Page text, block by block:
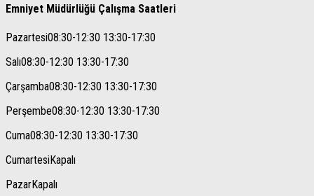
Emniyet Müdürlüğü Çalışma Saatleri
Pazartesi08:30-12:30 13:30-17:30
Salı08:30-12:30 13:30-17:30
Çarşamba08:30-12:30 13:30-17:30
Perşembe08:30-12:30 13:30-17:30
Cuma08:30-12:30 13:30-17:30
CumartesiKapalı
PazarKapalı